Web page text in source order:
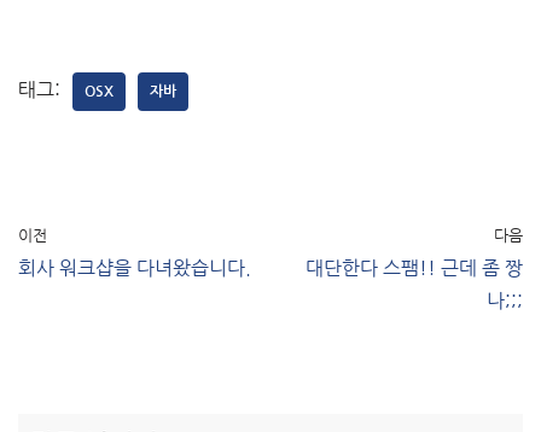
태그: OSX 자바
이전
회사 워크샵을 다녀왔습니다.
다음
대단한다 스팸!! 근데 좀 짱
나;;;